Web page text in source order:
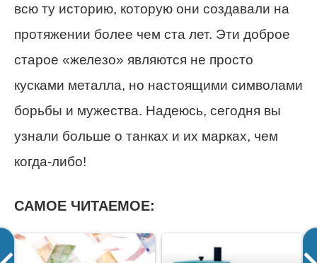
всю ту историю, которую они создавали на
протяжении более чем ста лет. Эти доброе
старое «железо» являются не просто
кусками металла, но настоящими символами
борьбы и мужества. Надеюсь, сегодня вы
узнали больше о танках и их марках, чем
когда-либо!
САМОЕ ЧИТАЕМОЕ: